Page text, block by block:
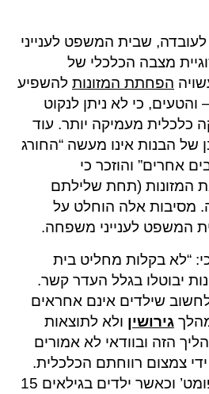
שבית המשפט לענייני
מצבה הכלכלי של
הפחתת המזונות להשפיע
והטעים, כי לא ניתן לנקוט
כלכלית מעמיקה יותר. עוד
של הבנות אינו מעשה “החורג
אחרים” והוזכר כי
המזונות (תחת שלילתם
מסיבות אלה הוחלט על
המשפט לענייני משפחה.
“לא בקלות מחליט בית
יבוטלו בגלל העדר קשר.
שילדים אינם אחראים
גירושין ולא לתוצאות
הזה ובוודאי לא אמורים
צמצום רווחתם הכלכלית.
מאידך, אב איננו ‘כספומט’ וכאשר ילדים בגילאים 15